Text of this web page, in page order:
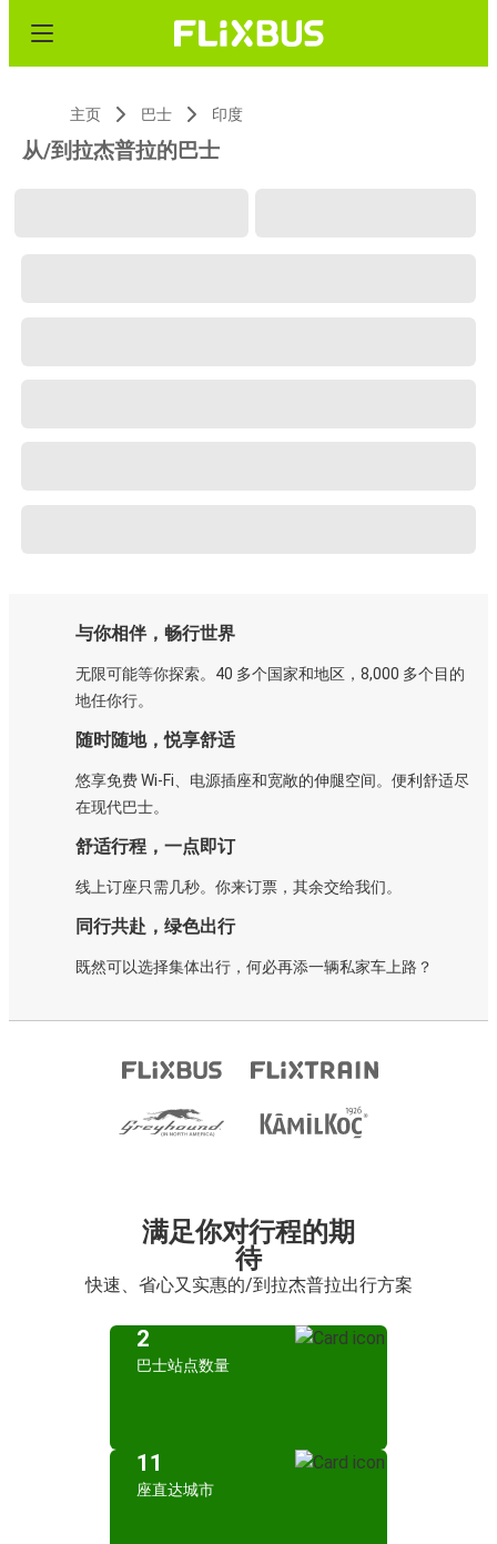
主页 巴士 印度
从/到拉杰普拉的巴士
与你相伴，畅行世界
无限可能等你探索。40 多个国家和地区，8,000 多个目的
地任你行。
随时随地，悦享舒适
悠享免费 Wi-Fi、电源插座和宽敞的伸腿空间。便利舒适尽
在现代巴士。
舒适行程，一点即订
线上订座只需几秒。你来订票，其余交给我们。
同行共赴，绿色出行
既然可以选择集体出行，何必再添一辆私家车上路？
满足你对行程的期
待
快速、省心又实惠的/到拉杰普拉出行方案
2
巴士站点数量
11
座直达城市